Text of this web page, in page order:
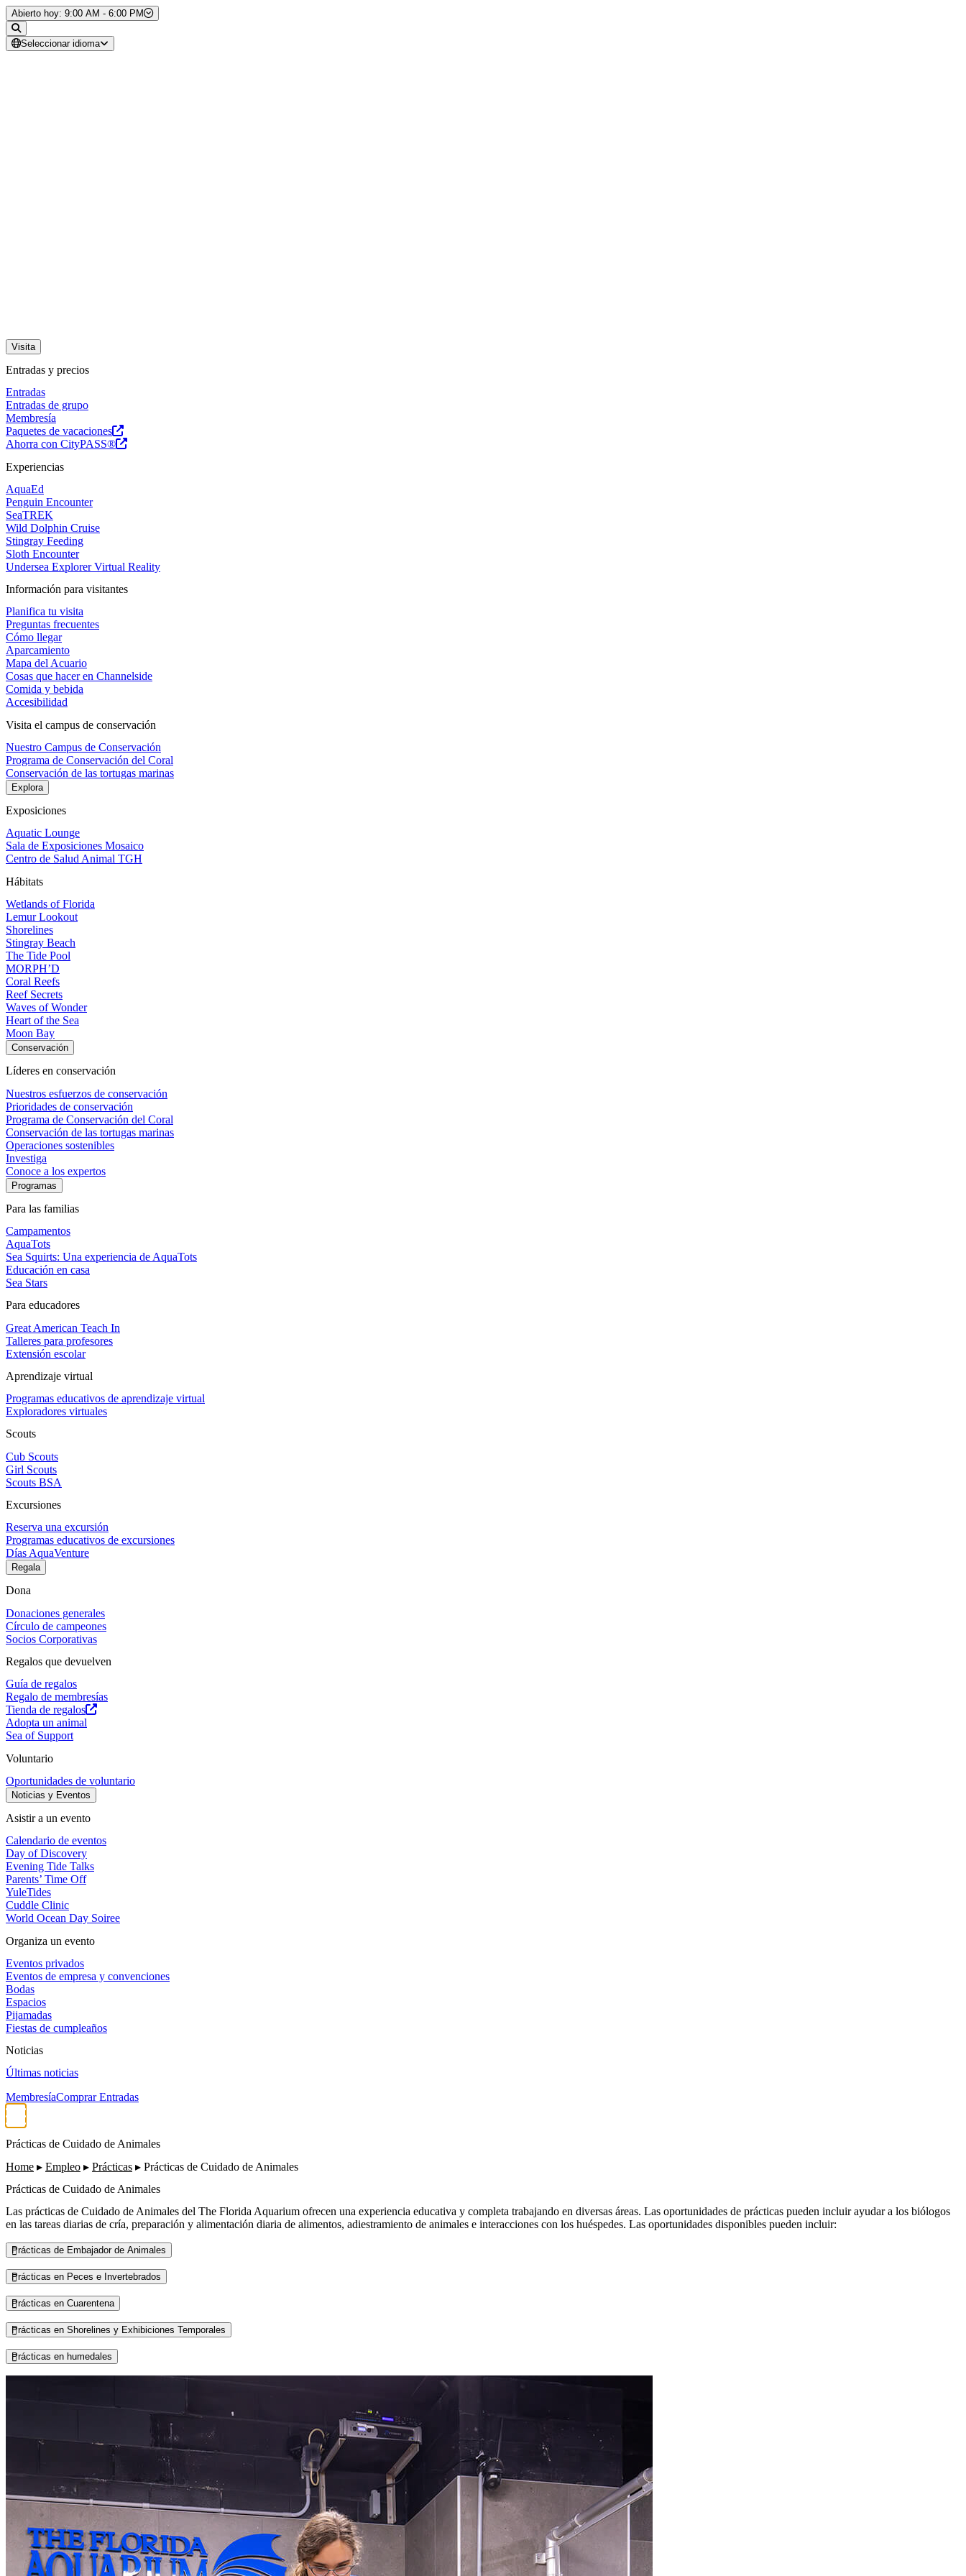
Saltar al contenido
Abierto hoy: 9:00 AM - 6:00 PM
Seleccionar idioma
Visita
Entradas y precios
Entradas
Entradas de grupo
Membresía
Paquetes de vacaciones
Ahorra con CityPASS®
Experiencias
AquaEd
Penguin Encounter
SeaTREK
Wild Dolphin Cruise
Stingray Feeding
Sloth Encounter
Undersea Explorer Virtual Reality
Información para visitantes
Planifica tu visita
Preguntas frecuentes
Cómo llegar
Aparcamiento
Mapa del Acuario
Cosas que hacer en Channelside
Comida y bebida
Accesibilidad
Visita el campus de conservación
Nuestro Campus de Conservación
Programa de Conservación del Coral
Conservación de las tortugas marinas
Explora
Exposiciones
Aquatic Lounge
Sala de Exposiciones Mosaico
Centro de Salud Animal TGH
Hábitats
Wetlands of Florida
Lemur Lookout
Shorelines
Stingray Beach
The Tide Pool
MORPH’D
Coral Reefs
Reef Secrets
Waves of Wonder
Heart of the Sea
Moon Bay
Conservación
Líderes en conservación
Nuestros esfuerzos de conservación
Prioridades de conservación
Programa de Conservación del Coral
Conservación de las tortugas marinas
Operaciones sostenibles
Investiga
Conoce a los expertos
Programas
Para las familias
Campamentos
AquaTots
Sea Squirts: Una experiencia de AquaTots
Educación en casa
Sea Stars
Para educadores
Great American Teach In
Talleres para profesores
Extensión escolar
Aprendizaje virtual
Programas educativos de aprendizaje virtual
Exploradores virtuales
Scouts
Cub Scouts
Girl Scouts
Scouts BSA
Excursiones
Reserva una excursión
Programas educativos de excursiones
Días AquaVenture
Regala
Dona
Donaciones generales
Círculo de campeones
Socios Corporativas
Regalos que devuelven
Guía de regalos
Regalo de membresías
Tienda de regalos
Adopta un animal
Sea of Support
Voluntario
Oportunidades de voluntario
Noticias y Eventos
Asistir a un evento
Calendario de eventos
Day of Discovery
Evening Tide Talks
Parents’ Time Off
YuleTides
Cuddle Clinic
World Ocean Day Soiree
Organiza un evento
Eventos privados
Eventos de empresa y convenciones
Bodas
Espacios
Pijamadas
Fiestas de cumpleaños
Noticias
Últimas noticias
MembresíaComprar Entradas
Prácticas de Cuidado de Animales
Home ▸ Empleo ▸ Prácticas ▸ Prácticas de Cuidado de Animales
Prácticas de Cuidado de Animales
Las prácticas de Cuidado de Animales del The Florida Aquarium ofrecen una experiencia educativa y completa trabajando en diversas áreas. Las oportunidades de prácticas pueden incluir ayudar a los biólogos
en las tareas diarias de cría, preparación y alimentación diaria de alimentos, adiestramiento de animales e interacciones con los huéspedes. Las oportunidades disponibles pueden incluir:
Prácticas de Embajador de Animales
Prácticas en Peces e Invertebrados
Prácticas en Cuarentena
Prácticas en Shorelines y Exhibiciones Temporales
Prácticas en humedales